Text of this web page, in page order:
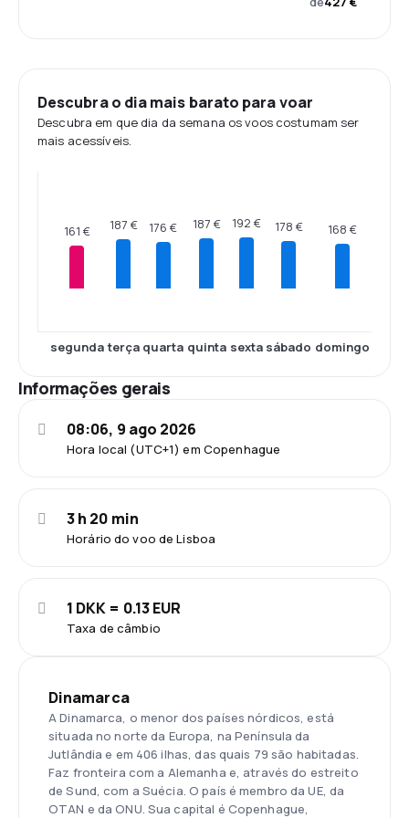
Descubra o dia mais barato para voar
Descubra em que dia da semana os voos costumam ser
mais acessíveis.
161 €
segunda
187 €
terça
176 €
quarta
187 €
quinta
192 €
sexta
178 €
sábado
168 €
domingo
Informações gerais
Hora local (UTC+1) em Copenhague
08:06, 9 ago 2026
Horário do voo de Lisboa
3 h 20 min
Taxa de câmbio
1 DKK = 0.13 EUR
Dinamarca
A Dinamarca, o menor dos países nórdicos, está
situada no norte da Europa, na Península da
Jutlândia e em 406 ilhas, das quais 79 são habitadas.
Faz fronteira com a Alemanha e, através do estreito
de Sund, com a Suécia. O país é membro da UE, da
OTAN e da ONU. Sua capital é Copenhague,